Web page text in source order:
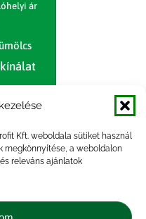
Kft. weboldala sütiket használ
megkönnyítése, a weboldalon
releváns ajánlatok
ár
kínálat